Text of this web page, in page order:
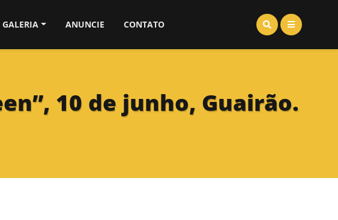
GALERIA ANUNCIE CONTATO
10 de junho, Guairão.